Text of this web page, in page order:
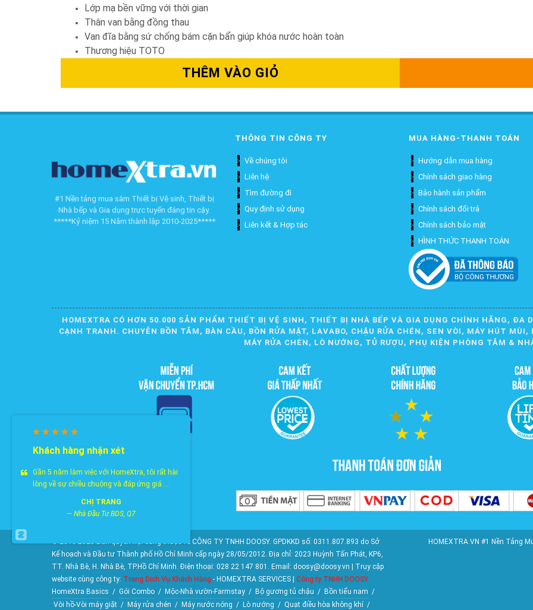
Lớp mạ bền vững với thời gian
Thân van bằng đồng thau
Van đĩa bằng sứ chống bám cặn bẩn giúp khóa nước hoàn toàn
Thương hiệu TOTO
THÊM VÀO GIỎ
#1 Nền tảng mua sắm Thiết bị Vệ sinh, Thiết bị
Nhà bếp và Gia dụng trực tuyến đáng tin cậy.
*****Kỷ niệm 15 Năm thành lập 2010-2025*****
THÔNG TIN CÔNG TY
Về chúng tôi
Liên hệ
Tìm đường đi
Quy định sử dụng
Liên kết & Hợp tác
MUA HÀNG-THANH TOÁN
Hướng dẫn mua hàng
Chính sách giao hàng
Bảo hành sản phẩm
Chính sách đổi trả
Chính sách bảo mật
HÌNH THỨC THANH TOÁN
HOMEXTRA CÓ HƠN 50.000 SẢN PHẨM THIẾT BỊ VỆ SINH, THIẾT BỊ NHÀ BẾP VÀ GIA DỤNG CHÍNH HÃNG, ĐA
CẠNH TRANH. CHUYÊN BỒN TẮM, BÀN CẦU, BỒN RỬA MẶT, LAVABO, CHẬU RỬA CHÉN, SEN VÒI, MÁY HÚT
MÁY RỬA CHÉN, LÒ NƯỚNG, TỦ RƯỢU, PHỤ KIỆN PHÒNG TẮM &
© 2010-2025 Bản quyền nội dung thuộc về CÔNG TY TNHH DOOSY. GPDKKD số: 0311.807.893 do Sở
Kế hoạch và Đầu tư Thành phố Hồ Chí Minh cấp ngày 28/05/2012. Địa chỉ: 2023 Huỳnh Tấn Phát, KP6,
TT. Nhà Bè, H. Nhà Bè, TP.Hồ Chí Minh. Điện thoại: 028 22 147 801. Email: doosy@doosy.vn | Truy cập
website cùng công ty: Trang Dịch Vụ Khách Hàng - HOMEXTRA SERVICES | Công ty TNHH DOOSY
HomeXtra Basics / Gói Combo / Mộc-Nhà vườn-Farmstay / Bộ gương tủ chậu / Bồn tiểu nam /
Vòi hồ-Vòi máy giặt / Máy rửa chén / Máy nước nóng / Lò nướng / Quạt điều hòa không khí /
HOMEXTRA.VN #1 Nền Tảng
Khách hàng nhận xét
Gần 5 năm làm việc với HomeXtra, tôi rất hài
lòng về sự chiều chuộng và đáp ứng giá ...
CHỊ TRANG
— Nhà Đầu Tư BDS, Q7